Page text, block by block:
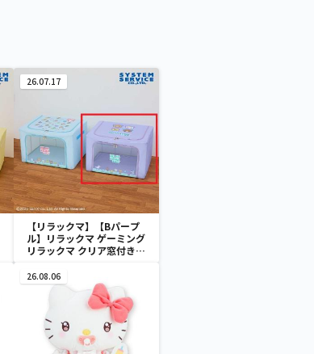
26.07.17
【リラックマ】【Bパープ
ル】リラックマ ゲーミング
リラックマ クリア窓付き収
26.08.06